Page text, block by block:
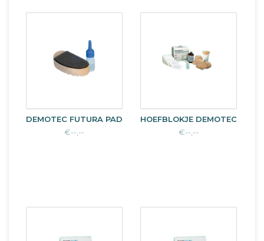
DEMOTEC FUTURA PAD
€--,--
HOEFBLOKJE DEMOTEC
€--,--